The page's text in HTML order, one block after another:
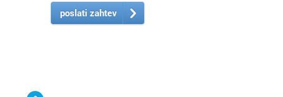
poslati zahtev